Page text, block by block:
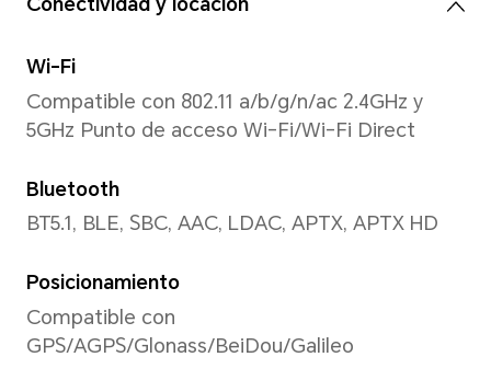
Resolución de video
Compatible con 1920x1080
*La resolución de imagen real
del modo de grabación de video.
Linterna trasera